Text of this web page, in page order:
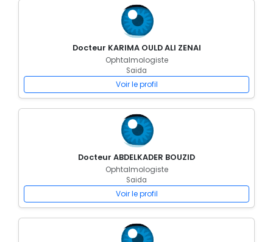
Docteur KARIMA OULD ALI ZENAI
Ophtalmologiste
Saida
Voir le profil
Docteur ABDELKADER BOUZID
Ophtalmologiste
Saida
Voir le profil